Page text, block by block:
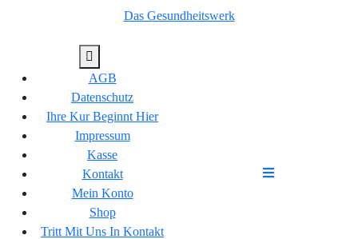
Das Gesundheitswerk
AGB
Datenschutz
Ihre Kur Beginnt Hier
Impressum
Kasse
Kontakt
Mein Konto
Shop
Tritt Mit Uns In Kontakt